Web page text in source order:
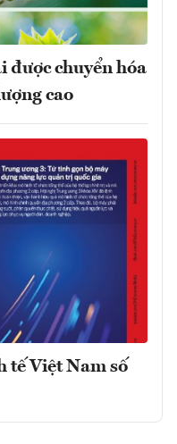
được chuyển hóa
cao
tế Việt Nam số